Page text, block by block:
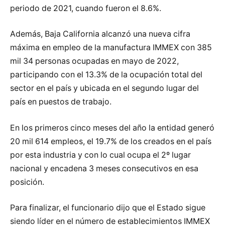
periodo de 2021, cuando fueron el 8.6%.
Además, Baja California alcanzó una nueva cifra
máxima en empleo de la manufactura IMMEX con 385
mil 34 personas ocupadas en mayo de 2022,
participando con el 13.3% de la ocupación total del
sector en el país y ubicada en el segundo lugar del
país en puestos de trabajo.
En los primeros cinco meses del año la entidad generó
20 mil 614 empleos, el 19.7% de los creados en el país
por esta industria y con lo cual ocupa el 2º lugar
nacional y encadena 3 meses consecutivos en esa
posición.
Para finalizar, el funcionario dijo que el Estado sigue
siendo líder en el número de establecimientos IMMEX